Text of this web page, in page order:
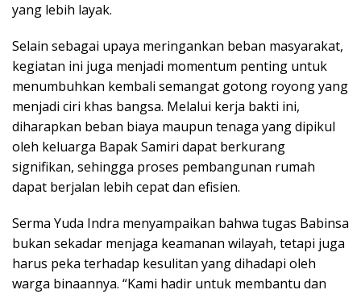
yang lebih layak.
Selain sebagai upaya meringankan beban masyarakat,
kegiatan ini juga menjadi momentum penting untuk
menumbuhkan kembali semangat gotong royong yang
menjadi ciri khas bangsa. Melalui kerja bakti ini,
diharapkan beban biaya maupun tenaga yang dipikul
oleh keluarga Bapak Samiri dapat berkurang
signifikan, sehingga proses pembangunan rumah
dapat berjalan lebih cepat dan efisien.
Serma Yuda Indra menyampaikan bahwa tugas Babinsa
bukan sekadar menjaga keamanan wilayah, tetapi juga
harus peka terhadap kesulitan yang dihadapi oleh
warga binaannya. “Kami hadir untuk membantu dan